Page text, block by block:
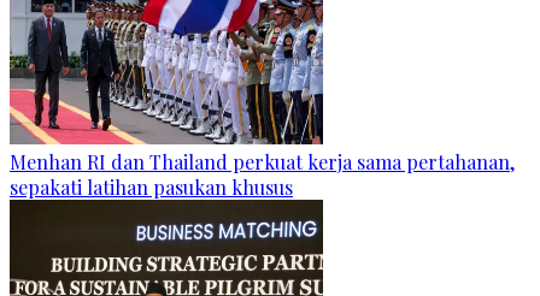
Menhan RI dan Thailand perkuat kerja sama pertahanan,
sepakati latihan pasukan khusus